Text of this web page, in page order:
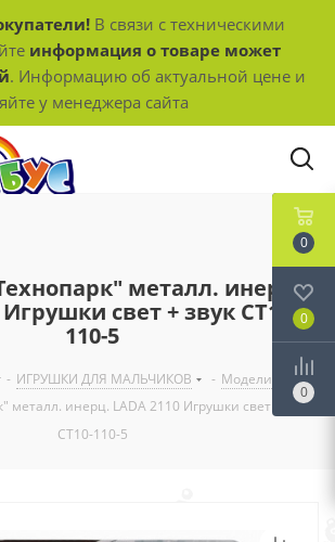
В связи с техническими
информация о товаре может
. Информацию об актуальной цене и
у менеджера сайта
металл. инерц.
Игрушки свет + звук CТ10-
110-5
- ИГРУШКИ ДЛЯ МАЛЬЧИКОВ - Модели
-
инерц. LADA 2110 Игрушки свет + звук
CТ10-110-5
0
0
0